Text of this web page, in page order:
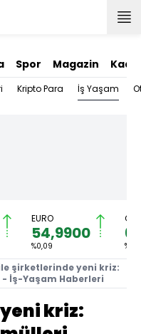
Spor Magazin
Kripto Para İş Yaşam
EURO
54,9900
%0,09
şirketlerinde yeni kriz:
İş-Yaşam Haberleri
kriz: